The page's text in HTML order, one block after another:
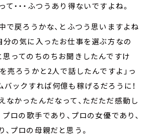
・・・ふつうあり得ないですよね。
で戻ろうかな、とふつう思いますよね
分の気に入ったお仕事を選ぶ方なの
思ってのちのちお聞きしたんですけ
売ろうかと2人で話したんですよ」っ
バックすれば何億も稼げるだろうに！
なかったんだなって、ただただ感動し
プロの歌手であり、プロの女優であり、
プロの母親だと思う。